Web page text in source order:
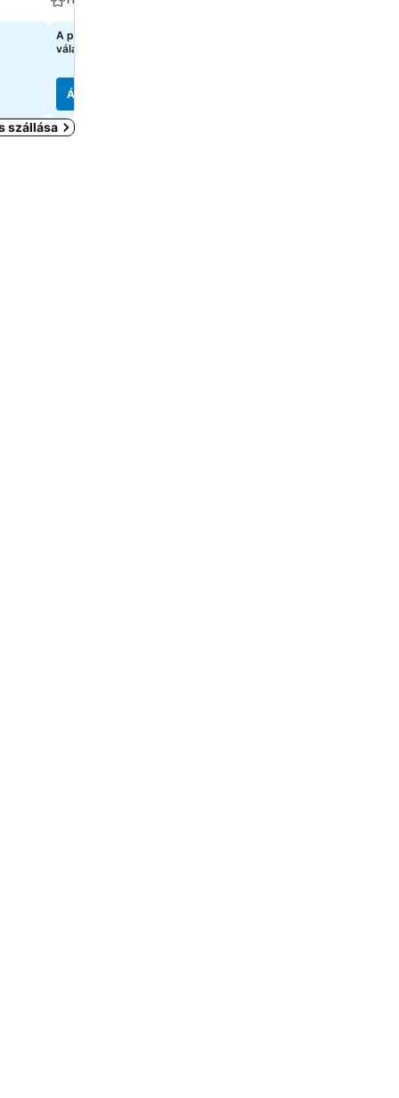
A pontos árak megtekintéséhez
válasszon dátumokat
Árak megjelenítése
szállása